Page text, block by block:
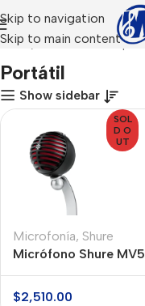
Skip to navigation
Skip to main content
Inicio Productos
Portátil
Show sidebar
SOL
D O
UT
Microfonía, Shure
Micrófono Shure MV5
Micrófono
Digital Portátil
$2,510.00